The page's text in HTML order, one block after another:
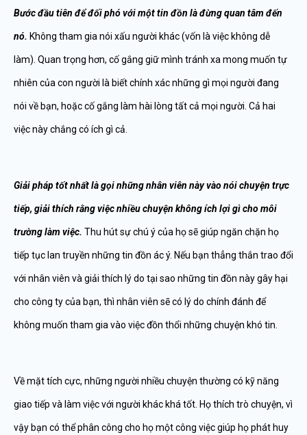
Bước đầu tiên để đối phó với một tin đồn là đừng quan tâm đến
nó. Không tham gia nói xấu người khác (vốn là việc không dễ
làm). Quan trọng hơn, cố gắng giữ mình tránh xa mong muốn tự
nhiên của con người là biết chính xác những gì mọi người đang
nói về bạn, hoặc cố gắng làm hài lòng tất cả mọi người. Cả hai
việc này chắng có ích gì cả.
Giải pháp tốt nhất là gọi những nhân viên này vào nói chuyện trực
tiếp, giải thích rằng việc nhiều chuyện không ích lợi gì cho môi
trường làm việc. Thu hút sự chú ý của họ sẽ giúp ngăn chặn họ
tiếp tục lan truyền những tin đồn ác ý. Nếu bạn thẳng thắn trao đổi
với nhân viên và giải thích lý do tại sao những tin đồn này gây hại
cho công ty của bạn, thì nhân viên sẽ có lý do chính đánh để
không muốn tham gia vào việc đồn thổi những chuyện khó tin.
Về mặt tích cực, những người nhiều chuyện thường có kỹ năng
giao tiếp và làm việc với người khác khá tốt. Họ thích trò chuyện, vì
vậy bạn có thể phân công cho họ một công việc giúp họ phát huy